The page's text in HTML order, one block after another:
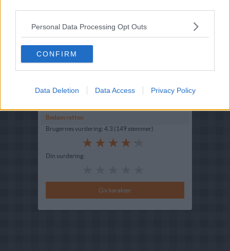
Personal Data Processing Opt Outs
CONFIRM
Data Deletion Data Access Privacy Policy
huset og du kan du gå i gang med at pynte det.
Hvordan samler man
peberkagehus?
Du kan samle dit peberkagehus med flydende
kræver håndtering fra en voksen. Glasur kan også
anvendes, men her er tørretiden noget længere.
Bedøm retten
Brugernes vurdering: 4.3 (149 stemmer)
Din vurdering: